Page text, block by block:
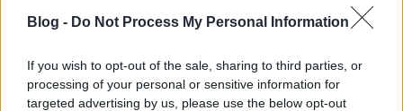
Blog - Do Not Process My Personal Information
If you wish to opt-out of the sale, sharing to third parties, or
processing of your personal or sensitive information for
targeted advertising by us, please use the below opt-out
húsz éves második szakasza, melyben egyre fogyó
vetélytársainak is köszönhetően végül a